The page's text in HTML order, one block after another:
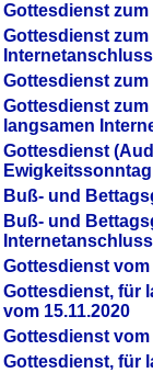
Gottesdienst zum
Gottesdienst
Gottesdienst zum
Gottesdienst
langsamen
Gottesdienst
Ewigkeitssonntag
Buß- und
Buß- und
Gottesdienst vom
Gottesdienst, für
vom 15.11.2020
Gottesdienst vom
Gottesdienst, für